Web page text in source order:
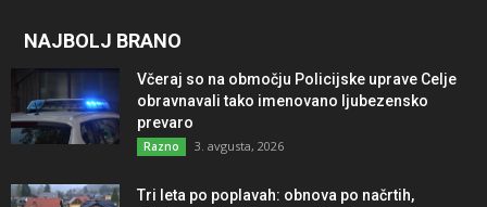
NAJBOLJ BRANO
Včeraj so na območju Policijske uprave Celje
obravnavali tako imenovano ljubezensko
prevaro
Razno 3. avgusta, 2026
Tri leta po poplavah: obnova po načrtih,